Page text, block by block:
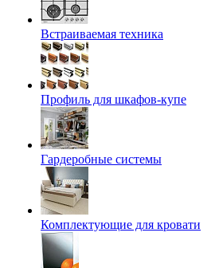
Встраиваемая техника
Профиль для шкафов-купе
Гардеробные системы
Комплектующие для кровати